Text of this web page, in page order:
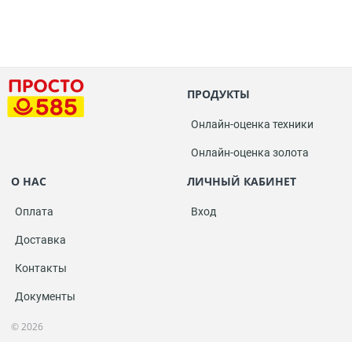
ПРОДУКТЫ
Онлайн-оценка техники
Онлайн-оценка золота
О НАС
Оплата
Доставка
Контакты
Документы
ЛИЧНЫЙ КАБИНЕТ
Вход
© 2026